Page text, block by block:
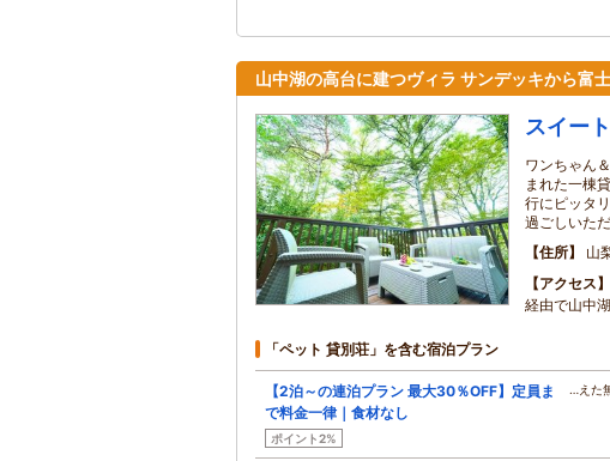
山中湖の高台に建つヴィラ サンデッキから富
スイー
ワンちゃん
まれた一棟
行にピッタ
過ごしいただ
住所
山
アクセス
経由で山中
「ペット 貸別荘」を含む宿泊プラン
【2泊～の連泊プラン 最大30％OFF】定員ま
で料金一律｜食材なし
ポイント2%
…えた